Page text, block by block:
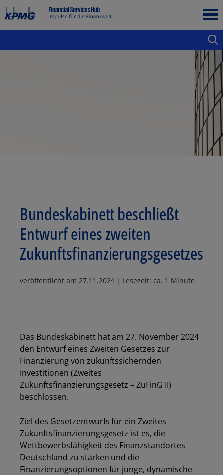
Bundeskabinett beschließt
Entwurf eines zweiten
Zukunftsfinanzierungsgesetzes
veröffentlicht am 27.11.2024 | Lesezeit: ca. 1 Minute
Das Bundeskabinett hat am 27. November 2024
den Entwurf eines Zweiten Gesetzes zur
Finanzierung von zukunftssichernden
Investitionen (Zweites
Zukunftsfinanzierungsgesetz – ZuFinG II)
beschlossen.
Ziel des Gesetzentwurfs für ein Zweites
Zukunftsfinanzierungsgesetz ist es, die
Wettbewerbsfähigkeit des Finanzstandortes
Deutschland zu stärken und die
Finanzierungsoptionen für junge, dynamische